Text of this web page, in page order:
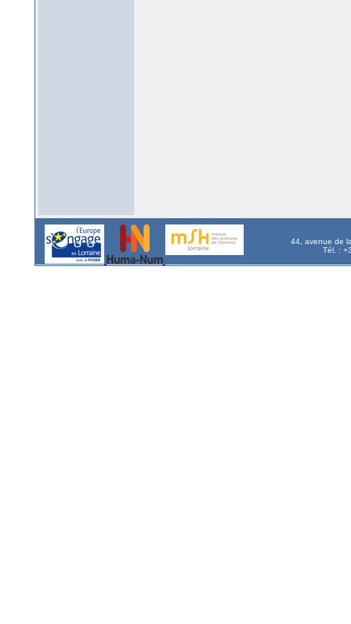
44, avenue de
Tél. :